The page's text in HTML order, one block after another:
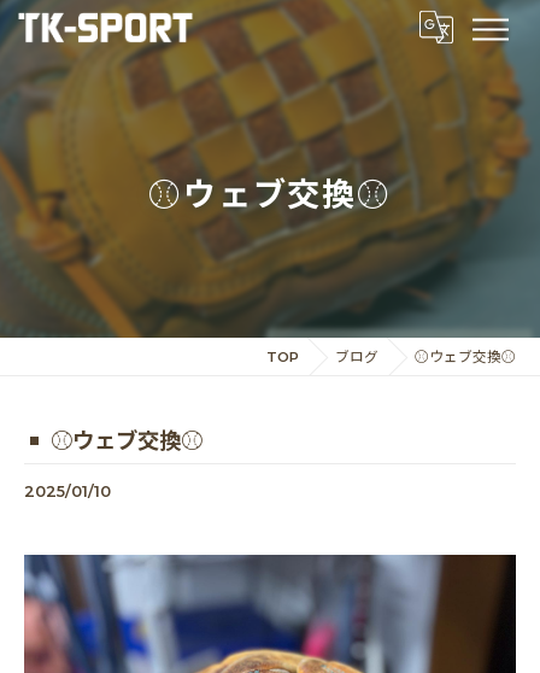
⚾️ウェブ交換⚾️
TOP ブログ ⚾️ウェブ交換⚾️
⚾️ウェブ交換⚾️
2025/01/10